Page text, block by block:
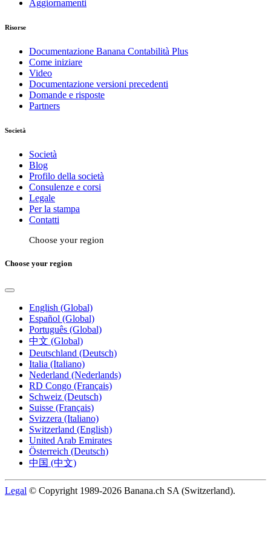
Aggiornamenti
Risorse
Documentazione Banana Contabilità Plus
Come iniziare
Video
Documentazione versioni precedenti
Domande e risposte
Partners
Società
Società
Blog
Profilo della società
Consulenze e corsi
Legale
Per la stampa
Contatti
Choose your region
Choose your region
English (Global)
Español (Global)
Português (Global)
中文 (Global)
Deutschland (Deutsch)
Italia (Italiano)
Nederland (Nederlands)
RD Congo (Français)
Schweiz (Deutsch)
Suisse (Français)
Svizzera (Italiano)
Switzerland (English)
United Arab Emirates
Österreich (Deutsch)
中国 (中文)
Legal © Copyright 1989-2026 Banana.ch SA (Switzerland).